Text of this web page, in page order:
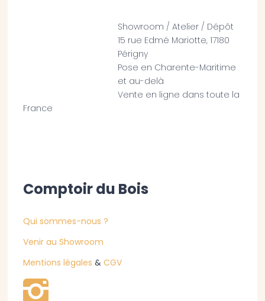
Showroom / Atelier / Dépôt
15 rue Edmé Mariotte, 17180
Périgny
Pose en Charente-Maritime
et au-delà
Vente en ligne dans toute la
France
Comptoir du Bois
Qui sommes-nous ?
Venir au Showroom
Mentions légales & CGV